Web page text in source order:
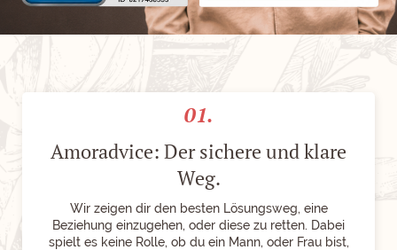
01.
Amoradvice: Der sichere und klare
Weg.
Wir zeigen dir den besten Lösungsweg, eine
Beziehung einzugehen, oder diese zu retten. Dabei
spielt es keine Rolle, ob du ein Mann, oder Frau bist,